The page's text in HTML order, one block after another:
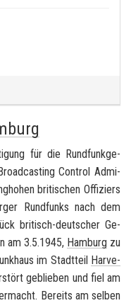
für die Rund­funk­ge­
Con­trol Ad­mi­
bri­ti­schen Of­fi­ziers
Rund­funks nach dem
britisch-​deutscher Ge­
am 3.5.1945, Ham­burg zu
im Stadt­teil Har­ve­
ge­blie­ben und fiel am
Be­reits am sel­ben